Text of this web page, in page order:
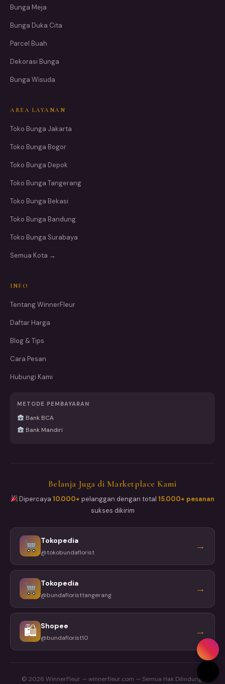
Bunga Meja
Bunga Duka Cita
Parcel Buah
Dekorasi Bunga
Bunga Wisuda
AREA LAYANAN
Toko Bunga Jakarta
Toko Bunga Bogor
Toko Bunga Depok
Toko Bunga Tangerang
Toko Bunga Bekasi
Toko Bunga Bandung
Toko Bunga Surabaya
Semua Kota →
INFO
Tentang WinnerFleur
Daftar Harga
Blog & Tips
Cara Pesan
Hubungi Kami
METODE PEMBAYARAN
Bank BCA
Bank Mandiri
Belanja Juga di Marketplace Kami
Dipercaya10.000+ pelanggan dengan total15.000+ pesanan
sukses dikirim
Tokopedia
@tokobundaflorist →
Tokopedia
@bundafloristtangerang →
🛍 Shopee
@bundaflorist10 →
© 2026 WinnerFleur — winnerfleur.com — Semua Hak Dilindungi